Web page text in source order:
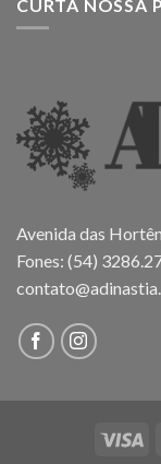
CURTA NOSSA
Avenida das
Fones: (54)